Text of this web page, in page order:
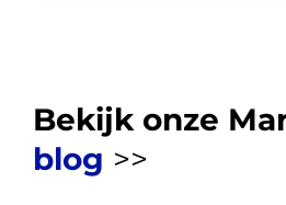
Bekijk onze
blog >>